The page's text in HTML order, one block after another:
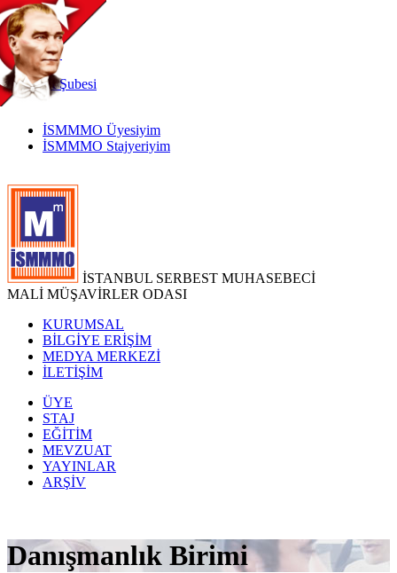
TR
|
EN
İnternetŞubesi
İSMMMO Üyesiyim
İSMMMO Stajyeriyim
İSTANBUL SERBEST MUHASEBECİ
MALİ MÜŞAVİRLER ODASI
KURUMSAL
BİLGİYE ERİŞİM
MEDYA MERKEZİ
İLETİŞİM
ÜYE
STAJ
EĞİTİM
MEVZUAT
YAYINLAR
ARŞİV
Danışmanlık Birimi